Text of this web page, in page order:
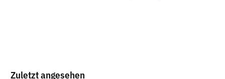
Zuletzt angesehen